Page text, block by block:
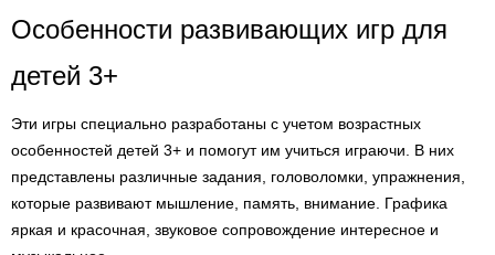
Особенности развивающих игр для
детей 3+
Эти игры специально разработаны с учетом возрастных
особенностей детей 3+ и помогут им учиться играючи. В них
представлены различные задания, головоломки, упражнения,
которые развивают мышление, память, внимание. Графика
яркая и красочная, звуковое сопровождение интересное и